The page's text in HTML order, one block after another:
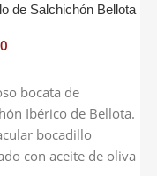
de Salchichón Bellota
bocata de
Ibérico de Bellota.
bocadillo
con aceite de oliva